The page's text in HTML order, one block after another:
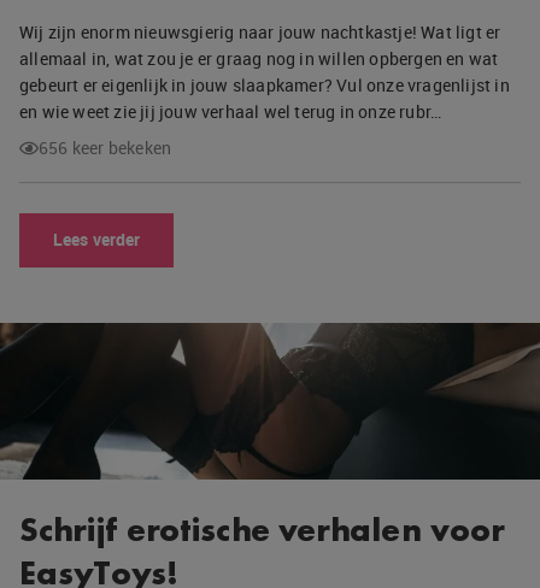
Wij zijn enorm nieuwsgierig naar jouw nachtkastje! Wat ligt er
allemaal in, wat zou je er graag nog in willen opbergen en wat
gebeurt er eigenlijk in jouw slaapkamer? Vul onze vragenlijst in
en wie weet zie jij jouw verhaal wel terug in onze rubr…
656 keer bekeken
Lees verder
Schrijf erotische verhalen voor
EasyToys!